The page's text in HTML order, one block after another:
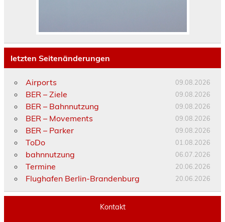
letzten Seitenänderungen
Airports 09.08.2026
BER – Ziele 09.08.2026
BER – Bahnnutzung 09.08.2026
BER – Movements 09.08.2026
BER – Parker 09.08.2026
ToDo 01.08.2026
bahnnutzung 06.07.2026
Termine 20.06.2026
Flughafen Berlin-Brandenburg 20.06.2026
Kontakt